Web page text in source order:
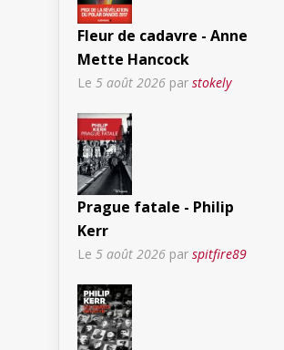
Fleur de cadavre - Anne
Mette Hancock
Le 5 août 2026 par stokely
Prague fatale - Philip
Kerr
Le 5 août 2026 par spitfire89